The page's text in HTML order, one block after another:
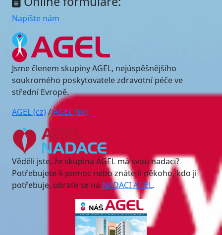
Napište nám
Jsme členem skupiny AGEL, nejúspěšnějšího
soukromého poskytovatele zdravotní péče ve
střední Evropě.
AGEL (cz)/AGEL (sk)
Věděli jste, že skupina AGEL má svou nadaci?
Potřebujete-li pomoc nebo znáte-li někoho, kdo ji
potřebuje, obraťe se na NADACI AGEL.